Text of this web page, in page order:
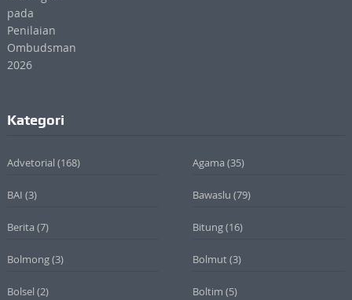
Kategori
Advetorial (168) Agama (35)
BAI (3) Bawaslu (79)
Berita (7) Bitung(16)
Bolmong(3) Bolmut(3)
Bolsel (2) Boltim (5)